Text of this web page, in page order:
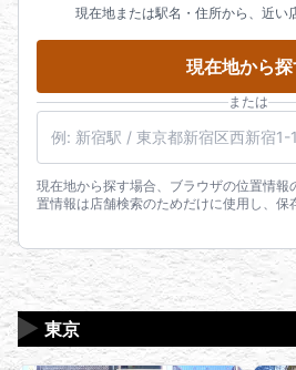
現在地または駅名・住所から、近い
現在地から
または
現在地から探す場合、ブラウザの位置情報
置情報は店舗検索のためだけに使用し、保
東京
▶